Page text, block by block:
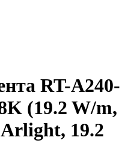
RT-A240-
(19.2 W/m,
19.2